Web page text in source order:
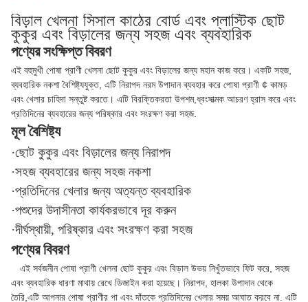
বিড়াল খেলনা সিসাল কাঠের বোর্ড এবং প্লাস্টিক ছোট
কুকুর এবং বিড়ালের জন্য সহজ এবং ব্যবহারিক
পণ্যের সংক্ষিপ্ত বিবরণ
এই বহুমুখী পোষা প্রাণী খেলনা ছোট কুকুর এবং বিড়ালের জন্য মহান কাজ করে। একটি সহজ,
ব্যবহারিক নকশা বৈশিষ্ট্যযুক্ত, এটি নিরাপদ নরম উপাদান ব্যবহার করে পোষা প্রাণী ¢ কামড়
এবং খেলার চাহিদা সন্তুষ্ট করতে। এটি বিরক্তিকরতা উপশম,ধ্বংসাত্মক আচরণ হ্রাস করে এবং
প্রতিদিনের ব্যবহারের জন্য পরিষ্কার এবং সংরক্ষণ করা সহজ.
মূল বৈশিষ্ট্য
·ছোট কুকুর এবং বিড়ালের জন্য নিরাপদ
·সহজ ব্যবহারের জন্য সহজ নকশা
·প্রতিদিনের খেলার জন্য অত্যন্ত ব্যবহারিক
·পশুদের উদাসীনতা কার্যকরভাবে দূর করুন
·দীর্ঘস্থায়ী, পরিষ্কার এবং সংরক্ষণ করা সহজ
পণ্যের বিবরণ
এই সর্বজনীন পোষা প্রাণী খেলনা ছোট কুকুর এবং বিড়াল উভয় নিখুঁতভাবে ফিট করে, সহজ
এবং ব্যবহারিক ধারণা মাথায় রেখে ডিজাইন করা হয়েছে। নিরাপদ, হালকা উপাদান থেকে
তৈরি,এটি আপনার পোষা প্রাণীর পা এবং দাঁতকে প্রতিদিনের খেলার সময় আঘাত করবে না. এটি